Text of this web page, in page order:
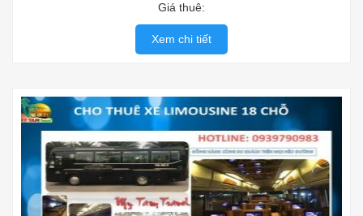
Giá thuê:
Xem chi tiết